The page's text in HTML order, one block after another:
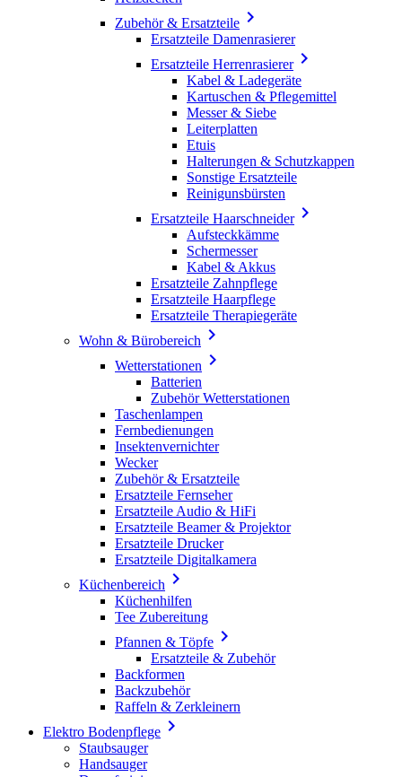
Zubehör & Ersatzteile 
Ersatzteile Damenrasierer
Ersatzteile Herrenrasierer
Kabel & Ladegeräte
Kartuschen & Pflegemittel
Messer & Siebe
Leiterplatten
Etuis
Halterungen & Schutzkappen
Sonstige Ersatzteile
Reinigunsbürsten
Ersatzteile Haarschneider
Aufsteckkämme
Schermesser
Kabel & Akkus
Ersatzteile Zahnpflege
Ersatzteile Haarpflege
Ersatzteile Therapiegeräte
Wohn & Bürobereich 
Wetterstationen 
Batterien
Zubehör Wetterstationen
Taschenlampen
Fernbedienungen
Insektenvernichter
Wecker
Zubehör & Ersatzteile
Ersatzteile Fernseher
Ersatzteile Audio & HiFi
Ersatzteile Beamer & Projektor
Ersatzteile Drucker
Ersatzteile Digitalkamera
Küchenbereich 
Küchenhilfen
Tee Zubereitung
Pfannen & Töpfe 
Ersatzteile & Zubehör
Backformen
Backzubehör
Raffeln & Zerkleinern
Elektro Bodenpflege 
Staubsauger
Handsauger